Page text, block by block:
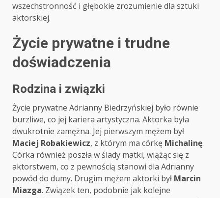
wszechstronność i głębokie zrozumienie dla sztuki
aktorskiej.
Życie prywatne i trudne
doświadczenia
Rodzina i związki
Życie prywatne Adrianny Biedrzyńskiej było równie
burzliwe, co jej kariera artystyczna. Aktorka była
dwukrotnie zamężna. Jej pierwszym mężem był
Maciej Robakiewicz, z którym ma córkę Michalinę.
Córka również poszła w ślady matki, wiążąc się z
aktorstwem, co z pewnością stanowi dla Adrianny
powód do dumy. Drugim mężem aktorki był Marcin
Miazga. Związek ten, podobnie jak kolejne